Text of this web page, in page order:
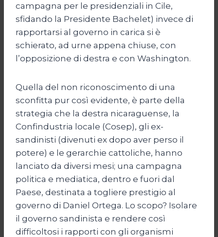
campagna per le presidenziali in Cile,
sfidando la Presidente Bachelet) invece di
rapportarsi al governo in carica si è
schierato, ad urne appena chiuse, con
l’opposizione di destra e con Washington.
Quella del non riconoscimento di una
sconfitta pur così evidente, è parte della
strategia che la destra nicaraguense, la
Confindustria locale (Cosep), gli ex-
sandinisti (divenuti ex dopo aver perso il
potere) e le gerarchie cattoliche, hanno
lanciato da diversi mesi; una campagna
politica e mediatica, dentro e fuori dal
Paese, destinata a togliere prestigio al
governo di Daniel Ortega. Lo scopo? Isolare
il governo sandinista e rendere così
difficoltosi i rapporti con gli organismi